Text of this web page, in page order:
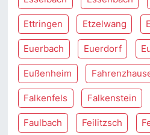
Ettringen Etzelwang
Euerbach Euerdorf
Eußenheim
Falkenfels Falkenstein
Faulbach Feilitzsch